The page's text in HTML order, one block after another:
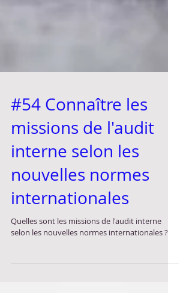
#54 Connaître les
missions de l'audit
interne selon les
nouvelles normes
internationales